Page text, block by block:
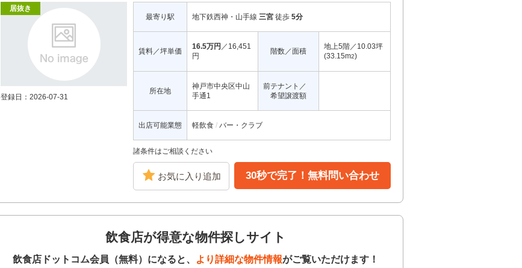
居抜き
登録日：2026-07-31
最寄り駅 地下鉄西神・山手線 三宮 徒歩 5分
賃料／坪単価
16.5万円 ／16,451
円
階数／面積
地上5階／10.03坪
(33.15m2)
所在地
神戸市中央区中山
手通1
前テナント／
希望譲渡額
出店可能業態 軽飲食 バー・クラブ
諸条件はご相談ください
お気に入り追加 30秒で完了！無料問い合わせ
飲食店が得意な物件探しサイト
飲食店ドットコム会員（無料）になると、 より詳細な物件情報がご覧いただけます！